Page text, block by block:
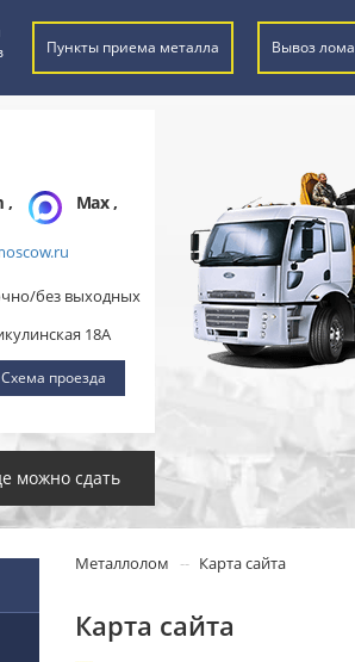
Пункты приема металла Вывоз лома
, Max,
без выходных
18А
Схема проезда
можно сдать
Металлолом Карта сайта
Карта сайта